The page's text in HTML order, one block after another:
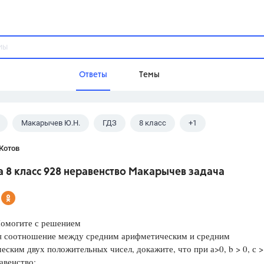
Ответы Темы
Домашнее задание
Школа
Учебники
Разумовская М.М., Габриелян
Макарычев Ю.Н. ГДЗ 8 класс +1
задание
8 класс 928 неравенство Макарычев задача
с решением
соотношение между средним арифметическим и средним
двух положительных чисел, докажите, что при а>0, b > 0, с